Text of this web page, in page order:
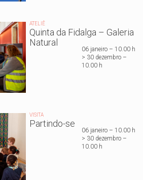
ATELIÊ
Quinta da Fidalga – Galeria
Natural
06 janeiro – 10.00 h
> 30 dezembro –
10.00 h
VISITA
Partindo-se
06 janeiro – 10.00 h
> 30 dezembro –
10.00 h